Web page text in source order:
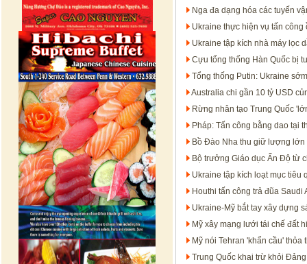
Nga đa dạng hóa các tuyến
Ukraine thực hiện vụ tấn công
Ukraine tập kích nhà máy lọc
Cựu tổng thống Hàn Quốc bị
Tổng thống Putin: Ukraine
Australia chi gần 10 tỷ USD
Rừng nhân tạo Trung Quốc
Pháp: Tấn công bằng dao tại
Bồ Đào Nha thu giữ lượng
Bộ trưởng Giáo dục Ấn Độ từ
Ukraine tập kích loạt mục tiêu
Houthi tấn công trả đũa
Ukraine-Mỹ bắt tay xây dựng
Mỹ xây mạng lưới tái chế đất
Mỹ nói Tehran 'khẩn cầu'
Trung Quốc khai trừ khỏi